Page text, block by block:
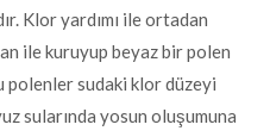
Klor yardımı ile ortadan
ile kuruyup beyaz bir polen
polenler sudaki klor düzeyi
sularında yosun oluşumuna